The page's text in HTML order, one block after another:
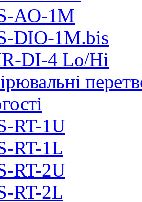
AO-1М
DIO-1M.bis
DI-4 Lo/Hi
RT-1U
RT-1L
RT-2U
RT-2L